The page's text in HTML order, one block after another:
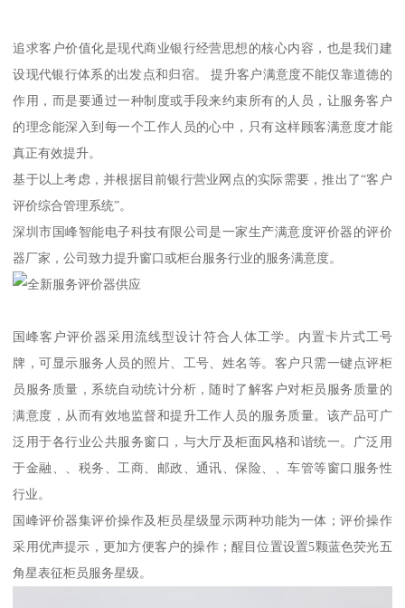
追求客户价值化是现代商业银行经营思想的核心内容，也是我们建
设现代银行体系的出发点和归宿。 提升客户满意度不能仅靠道德的
作用，而是要通过一种制度或手段来约束所有的人员，让服务客户
的理念能深入到每一个工作人员的心中，只有这样顾客满意度才能
真正有效提升。
基于以上考虑，并根据目前银行营业网点的实际需要，推出了“客户
评价综合管理系统”。
深圳市国峰智能电子科技有限公司是一家生产满意度评价器的评价
器厂家，公司致力提升窗口或柜台服务行业的服务满意度。
国峰客户评价器采用流线型设计符合人体工学。内置卡片式工号
牌，可显示服务人员的照片、工号、姓名等。客户只需一键点评柜
员服务质量，系统自动统计分析，随时了解客户对柜员服务质量的
满意度，从而有效地监督和提升工作人员的服务质量。该产品可广
泛用于各行业公共服务窗口，与大厅及柜面风格和谐统一。广泛用
于金融、、税务、工商、邮政、通讯、保险、、车管等窗口服务性
行业。
国峰评价器集评价操作及柜员星级显示两种功能为一体；评价操作
采用优声提示，更加方便客户的操作；醒目位置设置5颗蓝色荧光五
角星表征柜员服务星级。